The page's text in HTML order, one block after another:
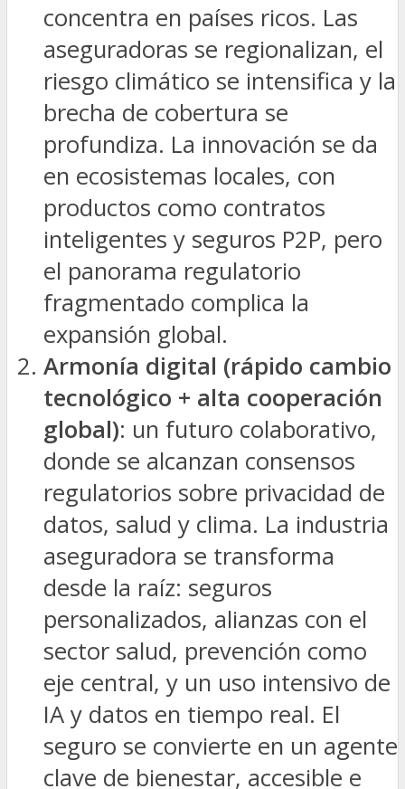
concentra en países ricos. Las
aseguradoras se regionalizan, el
riesgo climático se intensifica y la
brecha de cobertura se
profundiza. La innovación se da
en ecosistemas locales, con
productos como contratos
inteligentes y seguros P2P, pero
el panorama regulatorio
fragmentado complica la
expansión global.
Armonía digital (rápido cambio
tecnológico + alta cooperación
global): un futuro colaborativo,
donde se alcanzan consensos
regulatorios sobre privacidad de
datos, salud y clima. La industria
aseguradora se transforma
desde la raíz: seguros
personalizados, alianzas con el
sector salud, prevención como
eje central, y un uso intensivo de
IA y datos en tiempo real. El
seguro se convierte en un agente
clave de bienestar, accesible e